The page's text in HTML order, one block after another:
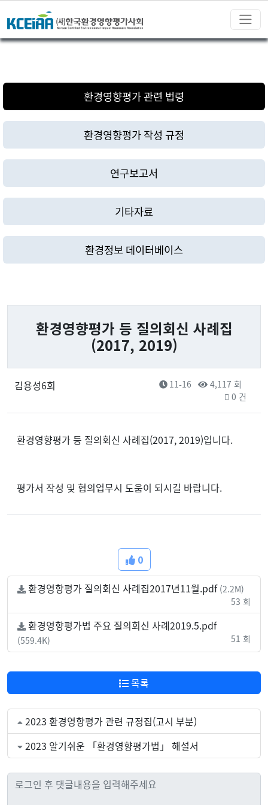
환경영향평가 관련 법령
환경영향평가 작성 규정
연구보고서
기타자료
환경정보 데이터베이스
환경영향평가 등 질의회신 사례집
(2017, 2019)
김용성6회 11-16
4,117 회
0 건
환경영향평가 등 질의회신 사례집(2017, 2019)입니다.
평가서 작성 및 협의업무시 도움이 되시길 바랍니다.
0
환경영향평가 질의회신 사례집2017년11월.pdf (2.2M)
53 회
환경영향평가법 주요 질의회신 사례2019.5.pdf
(559.4K) 51 회
목록
2023 환경영향평가 관련 규정집(고시 부분)
2023 알기쉬운 「환경영향평가법」 해설서